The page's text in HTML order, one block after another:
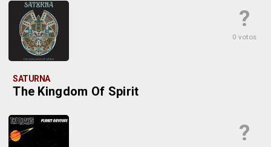
?
0 votos
SATURNA
The Kingdom Of Spirit
?